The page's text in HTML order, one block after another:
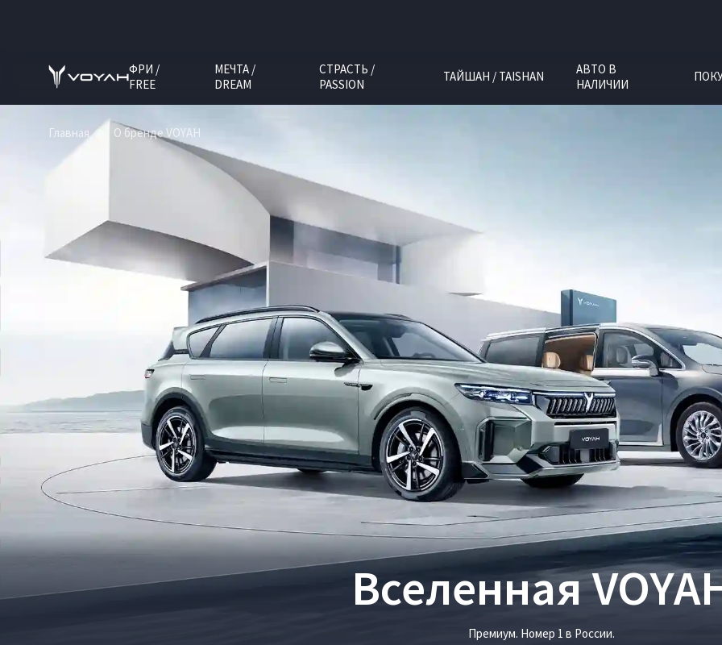
ФРИ /
FREE
МЕЧТА /
DREAM
СТРАСТЬ /
PASSION
ТАЙШАН / TAISHAN
АВТО В
НАЛИЧИИ
Главная О бренде VOYAH
Вселенная
Премиум. Номер 1 в России.